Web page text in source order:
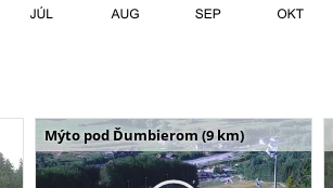
Mýto pod Ďumbierom (9 km)